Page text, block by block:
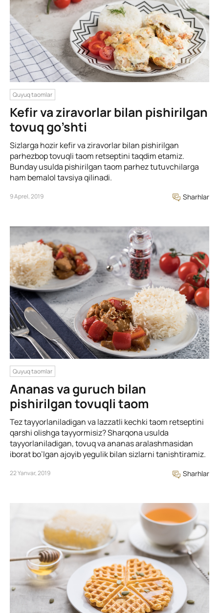
Quyuq taomlar
Kefir va ziravorlar bilan pishirilgan
tovuq go’shti
Sizlarga hozir kefir va ziravorlar bilan pishirilgan
parhezbop tovuqli taom retseptini taqdim etamiz.
Bunday usulda pishirilgan taom parhez tutuvchilarga
ham bemalol tavsiya qilinadi.
9 Aprel, 2019 Sharhlar
Quyuq taomlar
Ananas va guruch bilan
pishirilgan tovuqli taom
Tez tayyorlaniladigan va lazzatli kechki taom retseptini
qarshi olishga tayyormisiz? Sharqona usulda
tayyorlaniladigan, tovuq va ananas aralashmasidan
iborat bo’lgan ajoyib yegulik bilan sizlarni tanishtiramiz.
22 Yanvar, 2019 Sharhlar